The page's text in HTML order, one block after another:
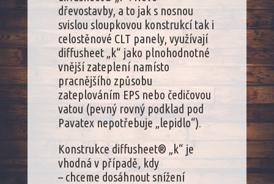
dřevostavby, a to jak s nosnou
svislou sloupkovou konstrukcí tak i
celostěnové CLT panely, využívají
diffusheet „k“ jako plnohodnotné
vnější zateplení namísto
pracnějšího způsobu
zateplováním EPS nebo čedičovou
vatou (pevný rovný podklad pod
Pavatex nepotřebuje „lepidlo“).
Konstrukce diffusheet® „k“ je
vhodná v případě, kdy
– chceme dosáhnout snížení